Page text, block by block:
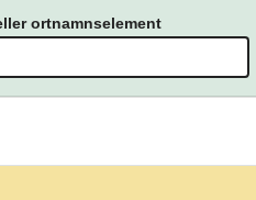
ortnamnselement